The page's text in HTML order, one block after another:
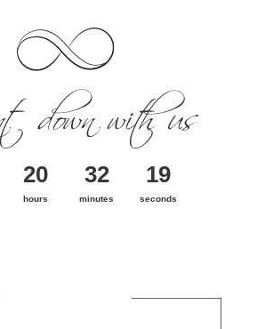
20 32 19
hours minutes seconds